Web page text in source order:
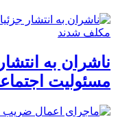
ناشران به
مسئولیت